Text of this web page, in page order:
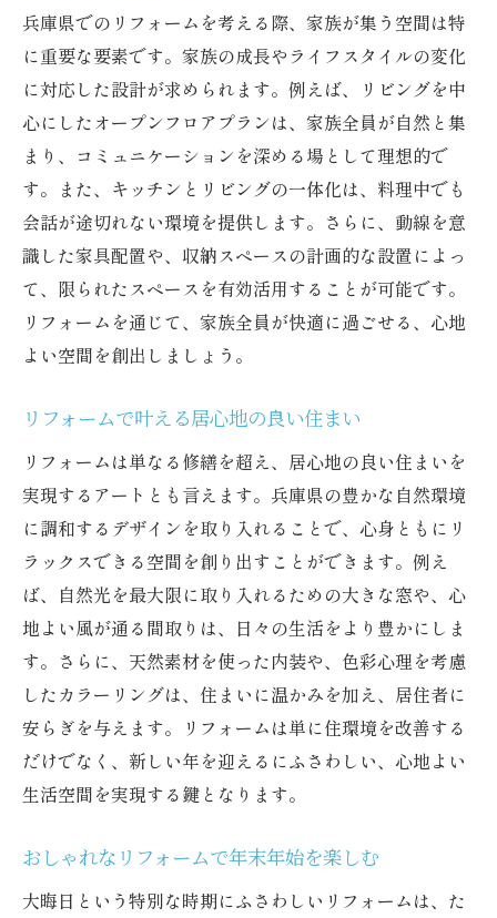
兵庫県でのリフォームを考える際、家族が集う空間は特
に重要な要素です。家族の成長やライフスタイルの変化
に対応した設計が求められます。例えば、リビングを中
心にしたオープンフロアプランは、家族全員が自然と集
まり、コミュニケーションを深める場として理想的で
す。また、キッチンとリビングの一体化は、料理中でも
会話が途切れない環境を提供します。さらに、動線を意
識した家具配置や、収納スペースの計画的な設置によっ
て、限られたスペースを有効活用することが可能です。
リフォームを通じて、家族全員が快適に過ごせる、心地
よい空間を創出しましょう。
リフォームで叶える居心地の良い住まい
リフォームは単なる修繕を超え、居心地の良い住まいを
実現するアートとも言えます。兵庫県の豊かな自然環境
に調和するデザインを取り入れることで、心身ともにリ
ラックスできる空間を創り出すことができます。例え
ば、自然光を最大限に取り入れるための大きな窓や、心
地よい風が通る間取りは、日々の生活をより豊かにしま
す。さらに、天然素材を使った内装や、色彩心理を考慮
したカラーリングは、住まいに温かみを加え、居住者に
安らぎを与えます。リフォームは単に住環境を改善する
だけでなく、新しい年を迎えるにふさわしい、心地よい
生活空間を実現する鍵となります。
おしゃれなリフォームで年末年始を楽しむ
大晦日という特別な時期にふさわしいリフォームは、た